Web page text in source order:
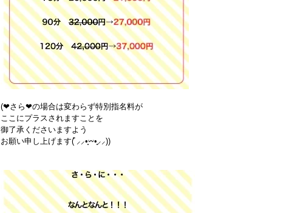
(❤︎さら❤︎の場合は変わらず特別指名料が
ここにプラスされますことを
御了承くださいますよう
お願い申し上げます(͒ ⸝⸝•̥𖥦•̥⸝⸝))